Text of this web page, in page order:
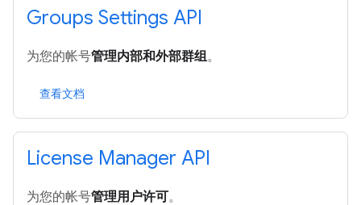
Groups Settings API
为您的帐号管理内部和外部群组。
查看文档
License Manager API
为您的帐号管理用户许可。